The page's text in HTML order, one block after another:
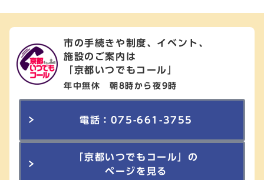
市の手続きや制度、イベント、
施設のご案内は
「京都いつでもコール」
年中無休 朝8時から夜9時
電話：075-661-3755
「京都いつでもコール」の
ページを見る